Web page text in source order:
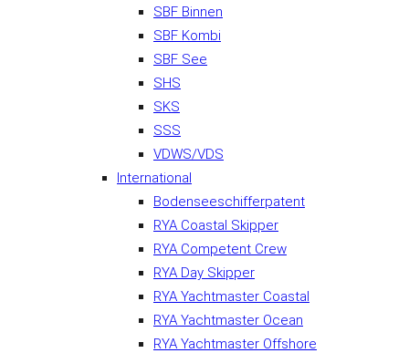
SBF Binnen
SBF Kombi
SBF See
SHS
SKS
SSS
VDWS/VDS
International
Bodenseeschifferpatent
RYA Coastal Skipper
RYA Competent Crew
RYA Day Skipper
RYA Yachtmaster Coastal
RYA Yachtmaster Ocean
RYA Yachtmaster Offshore